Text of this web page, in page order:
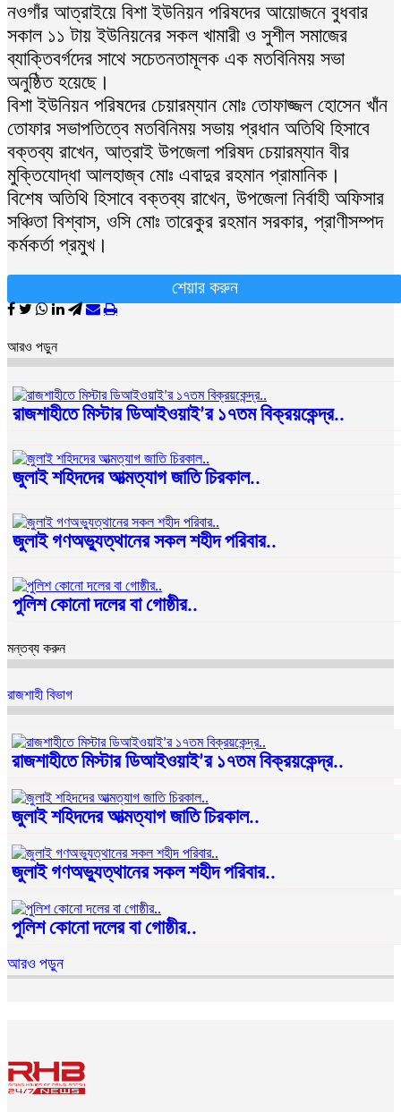
নওগাঁর আত্রাইয়ে বিশা ইউনিয়ন পরিষদের আয়োজনে বুধবার
সকাল ১১ টায় ইউনিয়নের সকল খামারী ও সুশীল সমাজের
ব্যাক্তিবর্গদের সাথে সচেতনতামূলক এক মতবিনিময় সভা
অনুষ্ঠিত হয়েছে।
বিশা ইউনিয়ন পরিষদের চেয়ারম্যান মোঃ তোফাজ্জল হোসেন খাঁন
তোফার সভাপতিত্বে মতবিনিময় সভায় প্রধান অতিথি হিসাবে
বক্তব্য রাখেন, আত্রাই উপজেলা পরিষদ চেয়ারম্যান বীর
মুক্তিযোদ্ধা আলহাজ্ব মোঃ এবাদুর রহমান প্রামানিক।
বিশেষ অতিথি হিসাবে বক্তব্য রাখেন, উপজেলা নির্বাহী অফিসার
সঞ্চিতা বিশ্বাস, ওসি মোঃ তারেকুর রহমান সরকার, প্রাণীসম্পদ
কর্মকর্তা প্রমুখ।
শেয়ার করুন
আরও পড়ুন
রাজশাহীতে মিস্টার ডিআইওয়াই’র ১৭তম বিক্রয়কেন্দ্র..
জুলাই শহিদদের আত্মত্যাগ জাতি চিরকাল..
জুলাই গণঅভ্যুত্থানের সকল শহীদ পরিবার..
পুলিশ কোনো দলের বা গোষ্ঠীর..
মন্তব্য করুন
রাজশাহী বিভাগ
রাজশাহীতে মিস্টার ডিআইওয়াই’র ১৭তম বিক্রয়কেন্দ্র..
জুলাই শহিদদের আত্মত্যাগ জাতি চিরকাল..
জুলাই গণঅভ্যুত্থানের সকল শহীদ পরিবার..
পুলিশ কোনো দলের বা গোষ্ঠীর..
আরও পড়ুন